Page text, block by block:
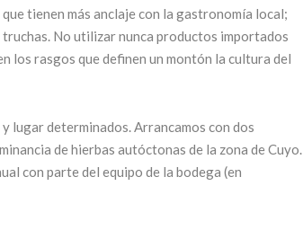
tienen más anclaje con la gastronomía local;
No utilizar nunca productos importados
los rasgos que definen un montón la cultura del
lugar determinados. Arrancamos con dos
de hierbas autóctonas de la zona de Cuyo.
con parte del equipo de la bodega (en